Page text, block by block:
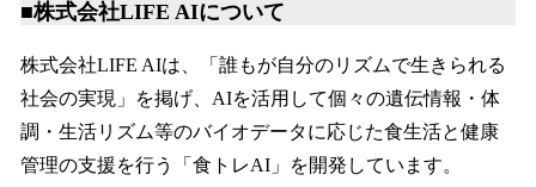
■株式会社LIFE AIについて
株式会社LIFE AIは、「誰もが自分のリズムで生きられる
社会の実現」を掲げ、AIを活用して個々の遺伝情報・体
調・生活リズム等のバイオデータに応じた食生活と健康
管理の支援を行う「食トレAI」を開発しています。